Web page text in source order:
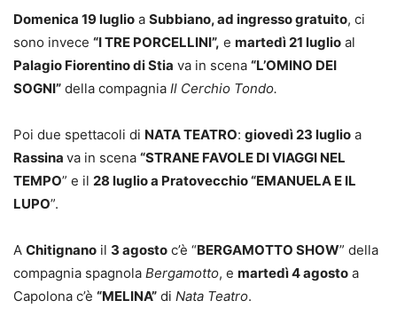
Domenica 19 luglio a Subbiano, ad ingresso gratuito, ci
sono invece “I TRE PORCELLINI”, e martedì 21 luglio al
Palagio Fiorentino di Stia va in scena “L’OMINO DEI
SOGNI” della compagnia Il Cerchio Tondo.
Poi due spettacoli di NATA TEATRO: giovedì 23 luglio a
Rassina va in scena “STRANE FAVOLE DI VIAGGI NEL
TEMPO” e il 28 luglio a Pratovecchio “EMANUELA E IL
LUPO”.
A Chitignano il 3 agosto c’è “BERGAMOTTO SHOW” della
compagnia spagnola Bergamotto, e martedì 4 agosto a
Capolona c’è “MELINA” di Nata Teatro.